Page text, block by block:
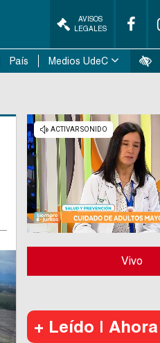
AVISOS
LEGALES
País Medios UdeC
Vivo
+ Leído | Ahora